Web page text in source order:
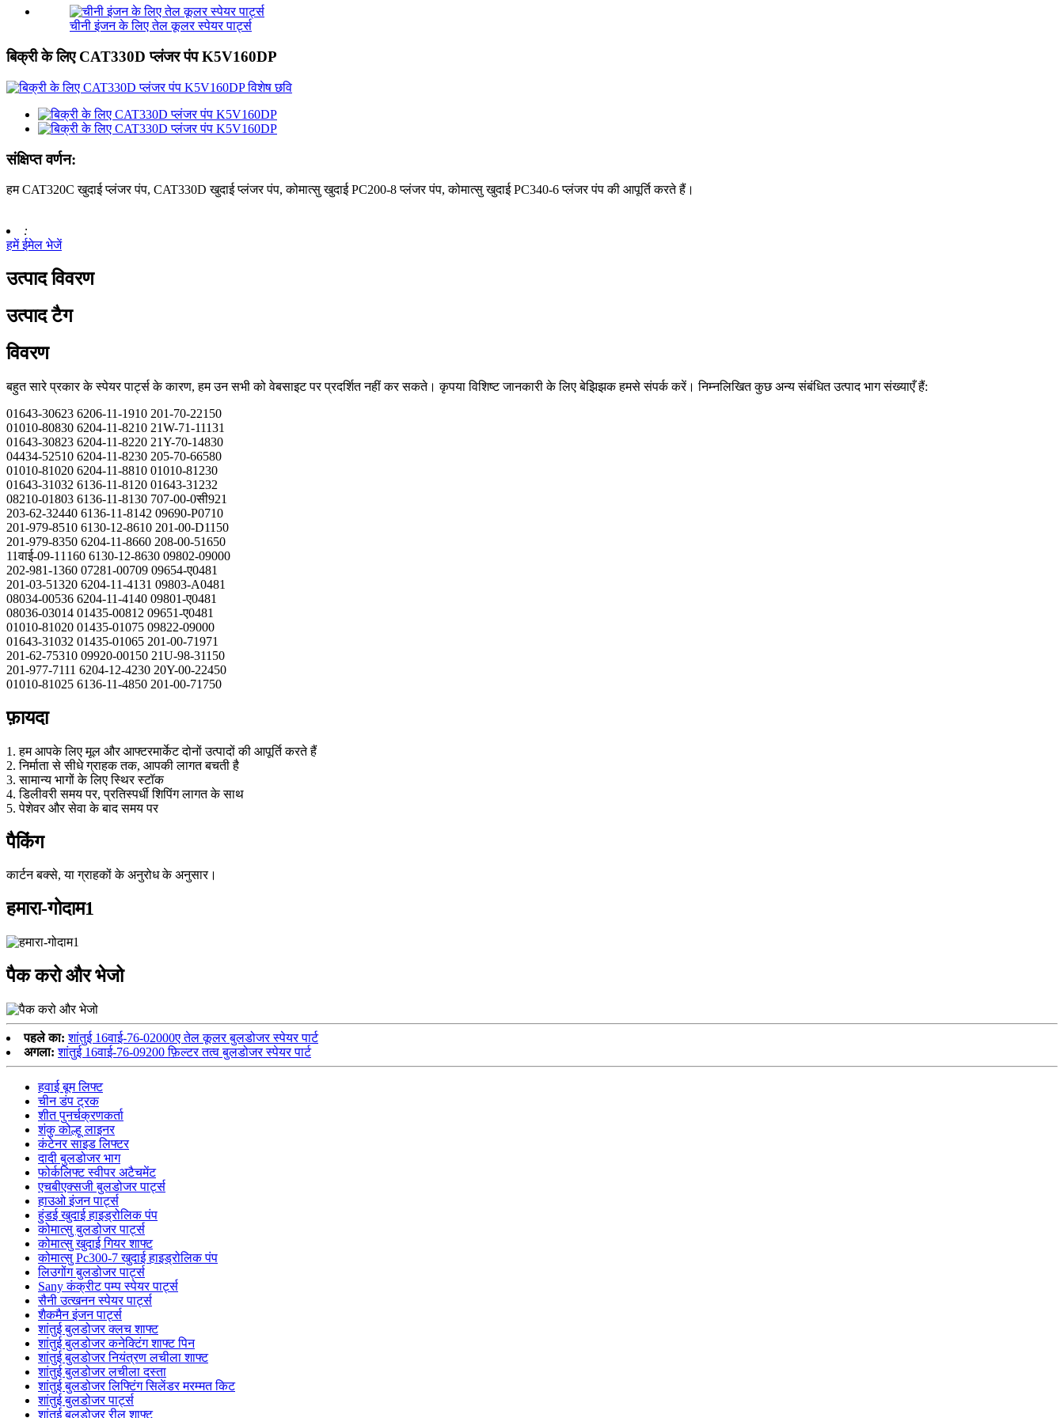
चीनी इंजन के लिए तेल कूलर स्पेयर पार्ट्स
बिक्री के लिए CAT330D प्लंजर पंप K5V160DP
संक्षिप्त वर्णन:
हम CAT320C खुदाई प्लंजर पंप, CAT330D खुदाई प्लंजर पंप, कोमात्सु खुदाई PC200-8 प्लंजर पंप, कोमात्सु खुदाई PC340-6 प्लंजर पंप की आपूर्ति करते हैं।
:
हमें ईमेल भेजें
उत्पाद विवरण
उत्पाद टैग
विवरण
बहुत सारे प्रकार के स्पेयर पार्ट्स के कारण, हम उन सभी को वेबसाइट पर प्रदर्शित नहीं कर सकते। कृपया विशिष्ट जानकारी के लिए बेझिझक हमसे संपर्क करें। निम्नलिखित कुछ अन्य संबंधित उत्पाद भाग संख्याएँ हैं:
01643-30623 6206-11-1910 201-70-22150
01010-80830 6204-11-8210 21W-71-11131
01643-30823 6204-11-8220 21Y-70-14830
04434-52510 6204-11-8230 205-70-66580
01010-81020 6204-11-8810 01010-81230
01643-31032 6136-11-8120 01643-31232
08210-01803 6136-11-8130 707-00-0सी921
203-62-32440 6136-11-8142 09690-P0710
201-979-8510 6130-12-8610 201-00-D1150
201-979-8350 6204-11-8660 208-00-51650
11वाई-09-11160 6130-12-8630 09802-09000
202-981-1360 07281-00709 09654-ए0481
201-03-51320 6204-11-4131 09803-A0481
08034-00536 6204-11-4140 09801-ए0481
08036-03014 01435-00812 09651-ए0481
01010-81020 01435-01075 09822-09000
01643-31032 01435-01065 201-00-71971
201-62-75310 09920-00150 21U-98-31150
201-977-7111 6204-12-4230 20Y-00-22450
01010-81025 6136-11-4850 201-00-71750
फ़ायदा
1. हम आपके लिए मूल और आफ्टरमार्केट दोनों उत्पादों की आपूर्ति करते हैं
2. निर्माता से सीधे ग्राहक तक, आपकी लागत बचती है
3. सामान्य भागों के लिए स्थिर स्टॉक
4. डिलीवरी समय पर, प्रतिस्पर्धी शिपिंग लागत के साथ
5. पेशेवर और सेवा के बाद समय पर
पैकिंग
कार्टन बक्से, या ग्राहकों के अनुरोध के अनुसार।
हमारा-गोदाम1
पैक करो और भेजो
पहले का: शांतुई 16वाई-76-02000ए तेल कूलर बुलडोजर स्पेयर पार्ट
अगला: शांतुई 16वाई-76-09200 फ़िल्टर तत्व बुलडोजर स्पेयर पार्ट
हवाई बूम लिफ्ट
चीन डंप ट्रक
शीत पुनर्चक्रणकर्ता
शंकु कोल्हू लाइनर
कंटेनर साइड लिफ्टर
दादी बुलडोजर भाग
फोर्कलिफ्ट स्वीपर अटैचमेंट
एचबीएक्सजी बुलडोजर पार्ट्स
हाउओ इंजन पार्ट्स
हुंडई खुदाई हाइड्रोलिक पंप
कोमात्सु बुलडोजर पार्ट्स
कोमात्सु खुदाई गियर शाफ्ट
कोमात्सु Pc300-7 खुदाई हाइड्रोलिक पंप
लिउगोंग बुलडोजर पार्ट्स
Sany कंक्रीट पम्प स्पेयर पार्ट्स
सैनी उत्खनन स्पेयर पार्ट्स
शैकमैन इंजन पार्ट्स
शांतुई बुलडोजर क्लच शाफ्ट
शांतुई बुलडोजर कनेक्टिंग शाफ्ट पिन
शांतुई बुलडोजर नियंत्रण लचीला शाफ्ट
शांतुई बुलडोजर लचीला दस्ता
शांतुई बुलडोजर लिफ्टिंग सिलेंडर मरम्मत किट
शांतुई बुलडोजर पार्ट्स
शांतुई बुलडोजर रील शाफ्ट